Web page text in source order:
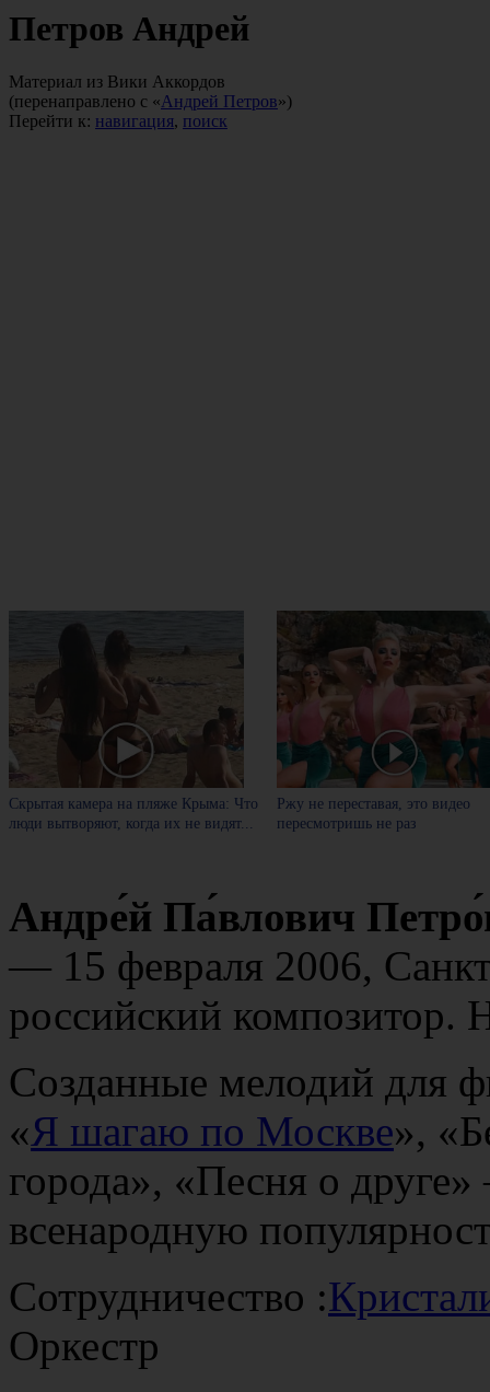
Петров Андрей
Материал из Вики Аккордов
(перенаправлено с «Андрей Петров»)
Перейти к: навигация, поиск
Скрытая камера на пляже Крыма: Что
люди вытворяют, когда их не видят...
Ржу не переставая, это видео
пересмотришь не раз
Андре́й Па́влович
— 15 февраля 2006,
российский
Созданные мелодий для
«Я шагаю по Москве»,
города», «Песня о
всенародную
Сотрудничество :
Оркестр